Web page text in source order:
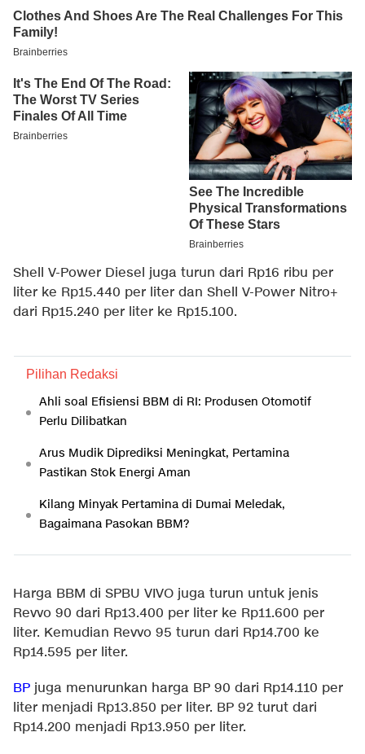
Shell V-Power Diesel juga turun dari Rp16 ribu per
liter ke Rp15.440 per liter dan Shell V-Power Nitro+
dari Rp15.240 per liter ke Rp15.100.
Pilihan Redaksi
Ahli soal Efisiensi BBM di RI: Produsen Otomotif
Perlu Dilibatkan
Arus Mudik Diprediksi Meningkat, Pertamina
Pastikan Stok Energi Aman
Kilang Minyak Pertamina di Dumai Meledak,
Bagaimana Pasokan BBM?
Harga BBM di SPBU VIVO juga turun untuk jenis
Revvo 90 dari Rp13.400 per liter ke Rp11.600 per
liter. Kemudian Revvo 95 turun dari Rp14.700 ke
Rp14.595 per liter.
BP juga menurunkan harga BP 90 dari Rp14.110 per
liter menjadi Rp13.850 per liter. BP 92 turut dari
Rp14.200 menjadi Rp13.950 per liter.